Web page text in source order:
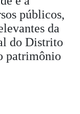
públicos,
da
do Distrito
patrimônio